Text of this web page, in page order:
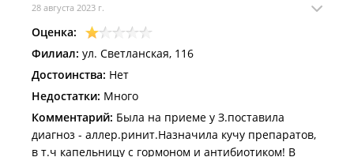
28 августа 2023 г.
Оценка:
Филиал: ул. Светланская, 116
Достоинства: Нет
Недостатки: Много
Комментарий: Была на приеме у З.поставила
диагноз - аллер.ринит.Назначила кучу препаратов,
в т.ч капельницу с гормоном и антибиотиком! В